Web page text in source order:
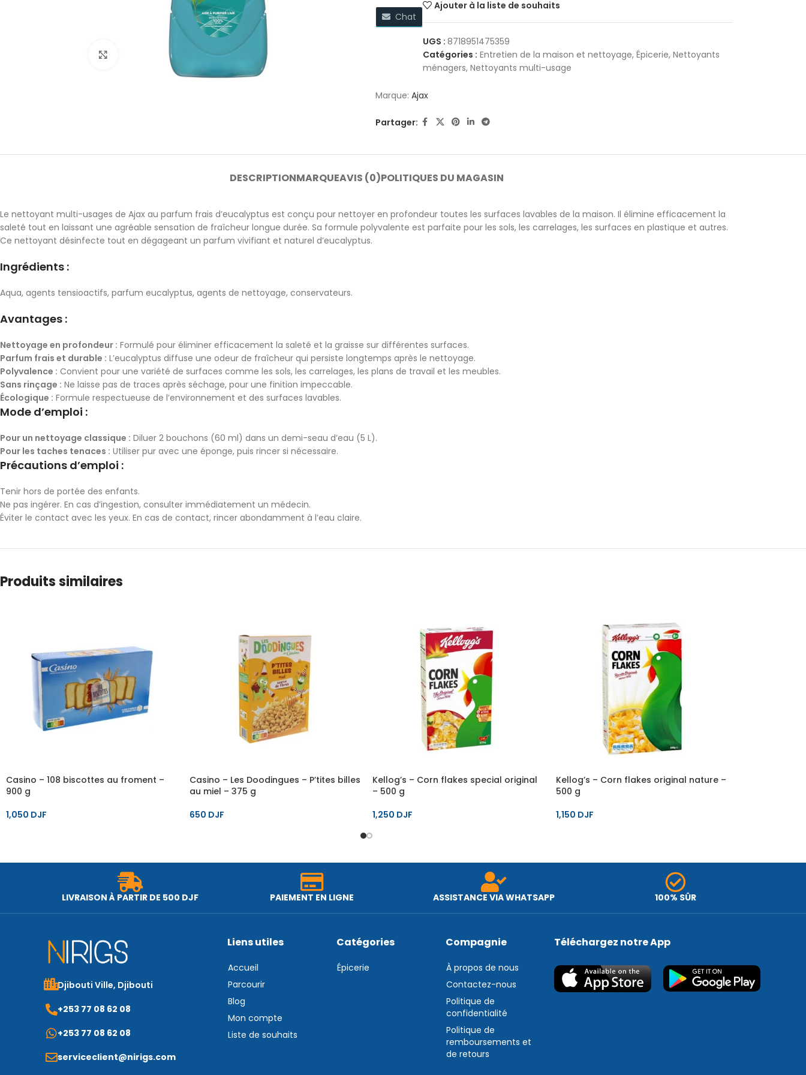
Cliquez pour agrandir
Ajouter à la liste de souhaits
Chat
UGS : 8718951475359
Catégories : Entretien de la maison et nettoyage, Épicerie, Nettoyants
ménagers, Nettoyants multi-usage
Marque: Ajax
Partager:
DESCRIPTIONMARQUEAVIS (0)POLITIQUES DU MAGASIN
Le nettoyant multi-usages de Ajax au parfum frais d’eucalyptus est conçu pour nettoyer en profondeur toutes les surfaces lavables de la maison. Il élimine efficacement la
saleté tout en laissant une agréable sensation de fraîcheur longue durée. Sa formule polyvalente est parfaite pour les sols, les carrelages, les surfaces en plastique et autres.
Ce nettoyant désinfecte tout en dégageant un parfum vivifiant et naturel d’eucalyptus.
Ingrédients :
Aqua, agents tensioactifs, parfum eucalyptus, agents de nettoyage, conservateurs.
Avantages :
Nettoyage en profondeur : Formulé pour éliminer efficacement la saleté et la graisse sur différentes surfaces.
Parfum frais et durable : L’eucalyptus diffuse une odeur de fraîcheur qui persiste longtemps après le nettoyage.
Polyvalence : Convient pour une variété de surfaces comme les sols, les carrelages, les plans de travail et les meubles.
Sans rinçage : Ne laisse pas de traces après séchage, pour une finition impeccable.
Écologique : Formule respectueuse de l’environnement et des surfaces lavables.
Mode d’emploi :
Pour un nettoyage classique : Diluer 2 bouchons (60 ml) dans un demi-seau d’eau (5 L).
Pour les taches tenaces : Utiliser pur avec une éponge, puis rincer si nécessaire.
Précautions d’emploi :
Tenir hors de portée des enfants.
Ne pas ingérer. En cas d’ingestion, consulter immédiatement un médecin.
Éviter le contact avec les yeux. En cas de contact, rincer abondamment à l’eau claire.
Produits similaires
Casino – 108 biscottes au froment –
900 g
1,050 DJF
Casino – Les Doodingues – P’tites billes
au miel – 375 g
650 DJF
Kellog’s – Corn flakes special original
– 500 g
1,250 DJF
Kellog’s – Corn flakes original nature –
500 g
1,150 DJF
LIVRAISON À PARTIR DE 500 DJF PAIEMENT EN LIGNE ASSISTANCE VIA WHATSAPP 100% SÛR
Djibouti Ville, Djibouti
+253 77 08 62 08
+253 77 08 62 08
serviceclient@nirigs.com
Liens utiles
Accueil
Parcourir
Blog
Mon compte
Liste de souhaits
Catégories
Épicerie
Compagnie
À propos de nous
Contactez-nous
Politique de
confidentialité
Politique de
remboursements et
de retours
Téléchargez notre App